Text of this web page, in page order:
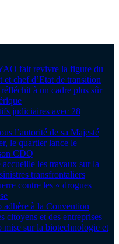
fait revivre la figure du
chef d’Etat de transition
à un cadre plus sûr
judiciaires avec 28
l’autorité de sa Majesté
le quartier lance le
CDQ
les travaux sur la
transfrontaliers
contre les « drogues
à la Convention
citoyens et des entreprises
sur la biotechnologie et